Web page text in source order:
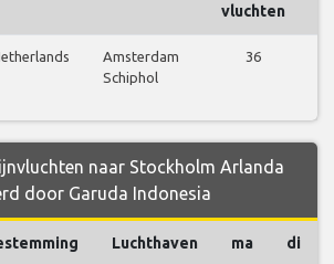
vluchten
Amsterdam
Schiphol
36
naar Stockholm Arlanda
door Garuda Indonesia
Luchthaven ma di